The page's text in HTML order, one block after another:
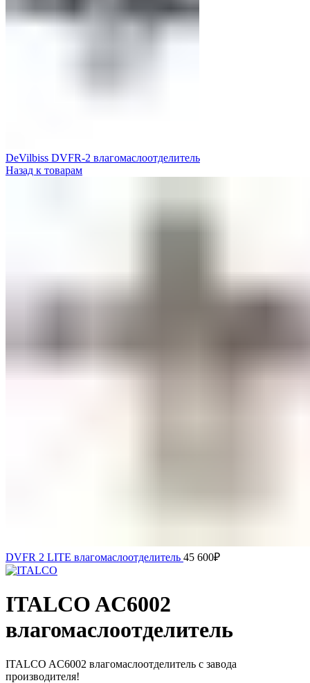
DeVilbiss DVFR-2 влагомаслоотделитель
Назад к товарам
DVFR 2 LITE влагомаслоотделитель 45 600₽
ITALCO AC6002
влагомаслоотделитель
ITALCO AC6002 влагомаслоотделитель с завода
производителя!